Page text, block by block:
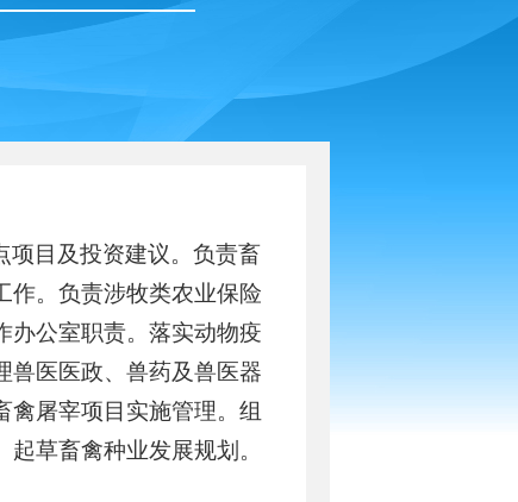
项目及投资建议。负责畜
作。负责涉牧类农业保险
办公室职责。落实动物疫
兽医医政、兽药及兽医器
屠宰项目实施管理。组
草畜禽种业发展规划。